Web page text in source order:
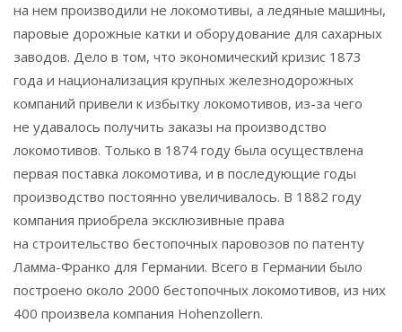
на нем производили не локомотивы, а ледяные машины,
паровые дорожные катки и оборудование для сахарных
заводов. Дело в том, что экономический кризис 1873
года и национализация крупных железнодорожных
компаний привели к избытку локомотивов, из-за чего
не удавалось получить заказы на производство
локомотивов. Только в 1874 году была осуществлена
первая поставка локомотива, и в последующие годы
производство постоянно увеличивалось. В 1882 году
компания приобрела эксклюзивные права
на строительство бестопочных паровозов по патенту
Ламма-Франко для Германии. Всего в Германии было
построено около 2000 бестопочных локомотивов, из них
400 произвела компания Hohenzollern.